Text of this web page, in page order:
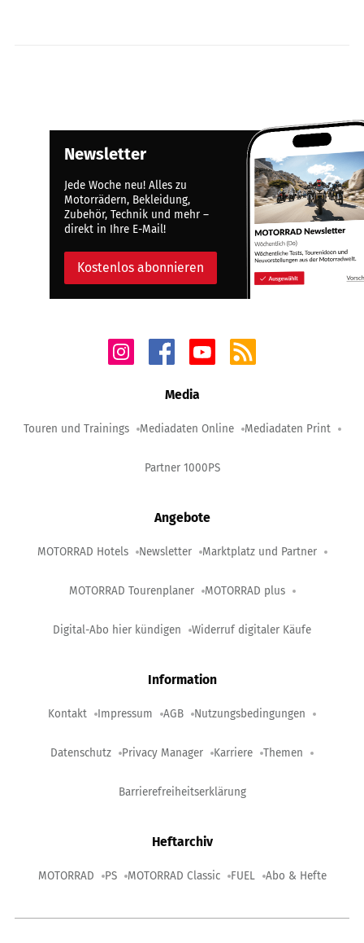
Newsletter
Jede Woche neu! Alles zu
Motorrädern, Bekleidung,
Zubehör, Technik und mehr –
direkt in Ihre E-Mail!
Kostenlos abonnieren
Media
Touren und Trainings Mediadaten Online Mediadaten Print
Partner 1000PS
Angebote
MOTORRAD Hotels Newsletter Marktplatz und Partner
MOTORRAD Tourenplaner MOTORRAD plus
Digital-Abo hier kündigen Widerruf digitaler Käufe
Information
Kontakt Impressum AGB Nutzungsbedingungen
Datenschutz Privacy Manager Karriere Themen
Barrierefreiheitserklärung
Heftarchiv
MOTORRAD PS MOTORRAD Classic FUEL Abo & Hefte